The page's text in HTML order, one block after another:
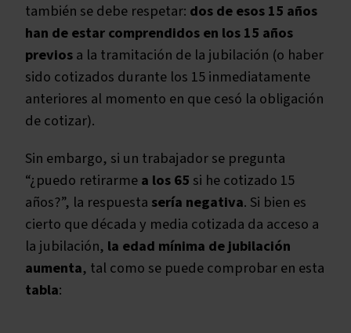
también se debe respetar: dos de esos 15 años
han de estar comprendidos en los 15 años
previosa la tramitación de la jubilación (o haber
sido cotizados durante los 15 inmediatamente
anteriores al momento en que cesó la obligación
de cotizar).
Sin embargo, si un trabajador se pregunta
“¿puedo retirarmea los 65 si he cotizado 15
años?”, la respuesta sería negativa. Si bien es
cierto que década y media cotizada da acceso a
la jubilación, la edad mínima de jubilación
aumenta, tal como se puede comprobar en esta
tabla: